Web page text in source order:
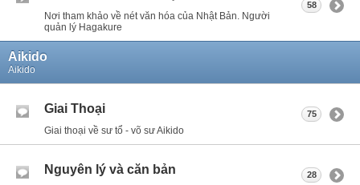
Nơi tham khảo về nét văn hóa của Nhật Bản. Người
quản lý Hagakure
58
Aikido
Aikido
Giai Thoại
Giai thoại về sư tổ - võ sư Aikido
75
Nguyên lý và căn bản 28